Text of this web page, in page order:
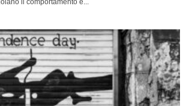
il comportamento e...